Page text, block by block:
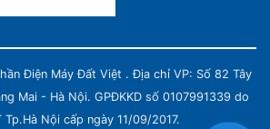
Điện Máy Đất Việt . Địa chỉ VP: Số 82 Tây
Mai - Hà Nội. GPĐKKD số 0107991339 do
Tp.Hà Nội cấp ngày 11/09/2017.